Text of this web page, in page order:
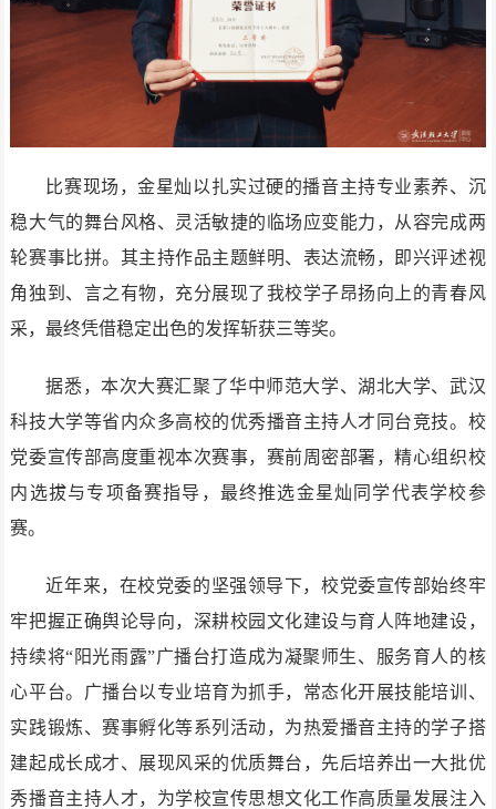
比赛现场，金星灿以扎实过硬的播音主持专业素养、沉
稳大气的舞台风格、灵活敏捷的临场应变能力，从容完成两
轮赛事比拼。其主持作品主题鲜明、表达流畅，即兴评述视
角独到、言之有物，充分展现了我校学子昂扬向上的青春风
采，最终凭借稳定出色的发挥斩获三等奖。
据悉，本次大赛汇聚了华中师范大学、湖北大学、武汉
科技大学等省内众多高校的优秀播音主持人才同台竞技。校
党委宣传部高度重视本次赛事，赛前周密部署，精心组织校
内选拔与专项备赛指导，最终推选金星灿同学代表学校参
赛。
近年来，在校党委的坚强领导下，校党委宣传部始终牢
牢把握正确舆论导向，深耕校园文化建设与育人阵地建设，
持续将“阳光雨露”广播台打造成为凝聚师生、服务育人的核
心平台。广播台以专业培育为抓手，常态化开展技能培训、
实践锻炼、赛事孵化等系列活动，为热爱播音主持的学子搭
建起成长成才、展现风采的优质舞台，先后培养出一大批优
秀播音主持人才，为学校宣传思想文化工作高质量发展注入